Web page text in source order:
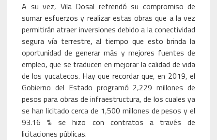
A su vez, Vila Dosal refrendó su compromiso de
sumar esfuerzos y realizar estas obras que a la vez
permitirán atraer inversiones debido a la conectividad
segura vía terrestre, al tiempo que esto brinda la
oportunidad de generar más y mejores fuentes de
empleo, que se traducen en mejorar la calidad de vida
de los yucatecos. Hay que recordar que, en 2019, el
Gobierno del Estado programó 2,229 millones de
pesos para obras de infraestructura, de los cuales ya
se han licitado cerca de 1,500 millones de pesos y el
93.16 % se hizo con contratos a través de
licitaciones públicas.